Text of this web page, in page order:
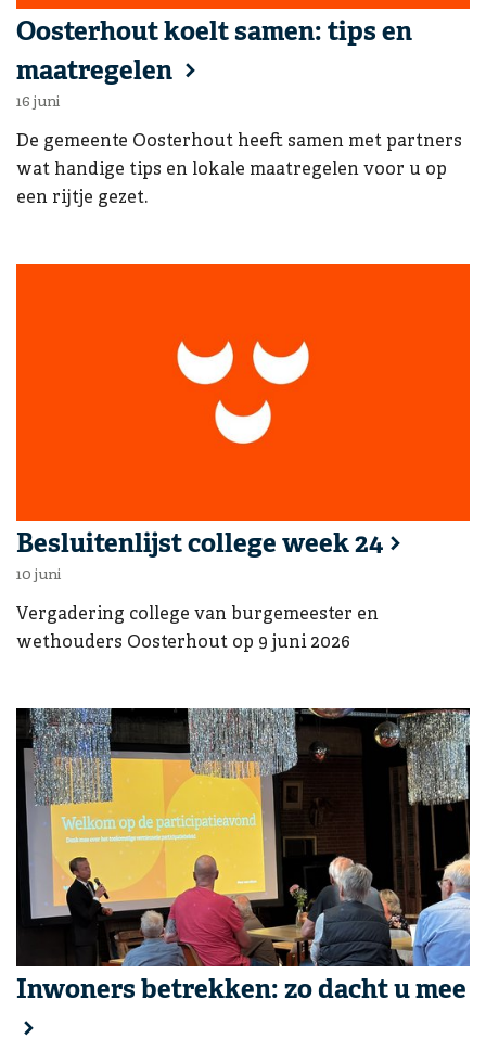
Ga naar:
Oosterhout koelt samen: tips en
maatregelen
16 juni
De gemeente Oosterhout heeft samen met partners
wat handige tips en lokale maatregelen voor u op
een rijtje gezet.
Ga naar:
Besluitenlijst college week 24
10 juni
Vergadering college van burgemeester en
wethouders Oosterhout op 9 juni 2026
Ga naar:
Inwoners betrekken: zo dacht u mee